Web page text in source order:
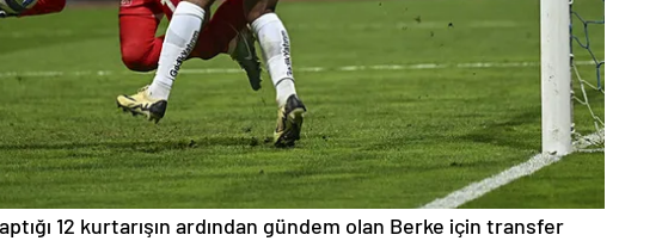
12 kurtarışın ardından gündem olan Berke için transfer